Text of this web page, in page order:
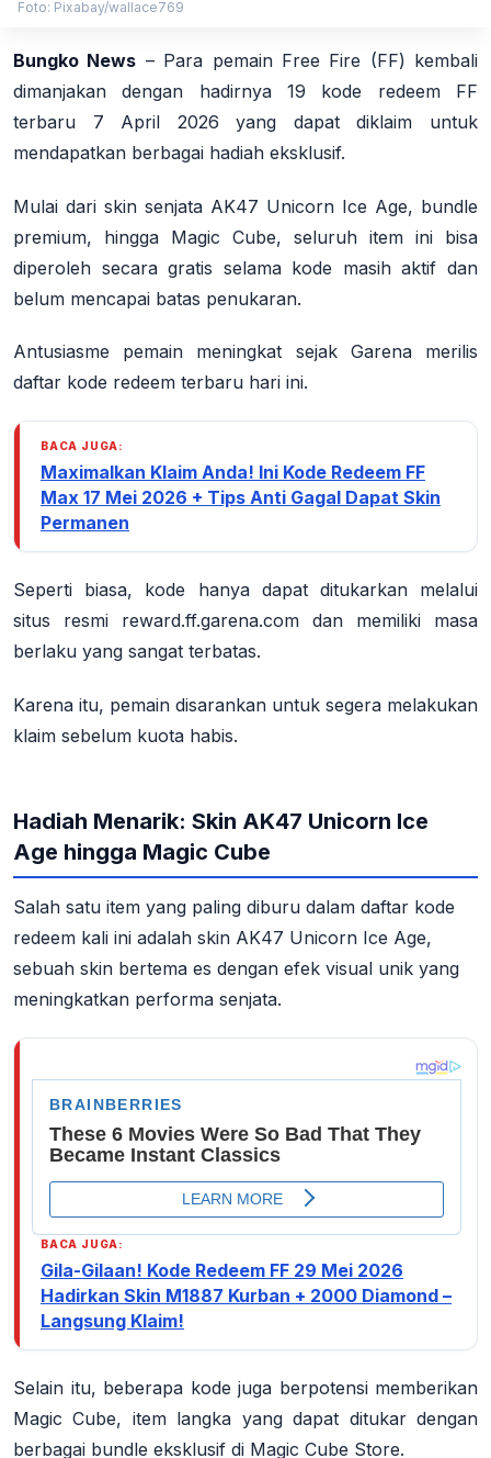
Foto: Pixabay/wallace769
Bungko News – Para pemain Free Fire (FF) kembali
dimanjakan dengan hadirnya 19 kode redeem FF
terbaru 7 April 2026 yang dapat diklaim untuk
mendapatkan berbagai hadiah eksklusif.
Mulai dari skin senjata AK47 Unicorn Ice Age, bundle
premium, hingga Magic Cube, seluruh item ini bisa
diperoleh secara gratis selama kode masih aktif dan
belum mencapai batas penukaran.
Antusiasme pemain meningkat sejak Garena merilis
daftar kode redeem terbaru hari ini.
BACA JUGA:
Maximalkan Klaim Anda! Ini Kode Redeem FF
Max 17 Mei 2026 + Tips Anti Gagal Dapat Skin
Permanen
Seperti biasa, kode hanya dapat ditukarkan melalui
situs resmi reward.ff.garena.com dan memiliki masa
berlaku yang sangat terbatas.
Karena itu, pemain disarankan untuk segera melakukan
klaim sebelum kuota habis.
Hadiah Menarik: Skin AK47 Unicorn Ice
Age hingga Magic Cube
Salah satu item yang paling diburu dalam daftar kode
redeem kali ini adalah skin AK47 Unicorn Ice Age,
sebuah skin bertema es dengan efek visual unik yang
meningkatkan performa senjata.
BACA JUGA:
Gila-Gilaan! Kode Redeem FF 29 Mei 2026
Hadirkan Skin M1887 Kurban + 2000 Diamond –
Langsung Klaim!
Selain itu, beberapa kode juga berpotensi memberikan
Magic Cube, item langka yang dapat ditukar dengan
berbagai bundle eksklusif di Magic Cube Store.